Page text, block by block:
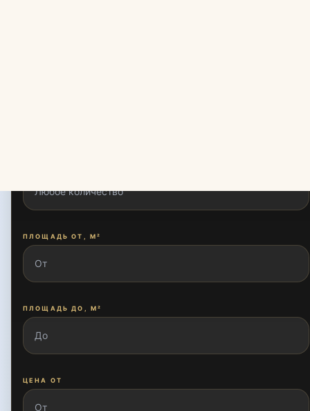
ПЛОЩАДЬ ОТ, М²
ПЛОЩАДЬ ДО, М²
ЦЕНА ОТ